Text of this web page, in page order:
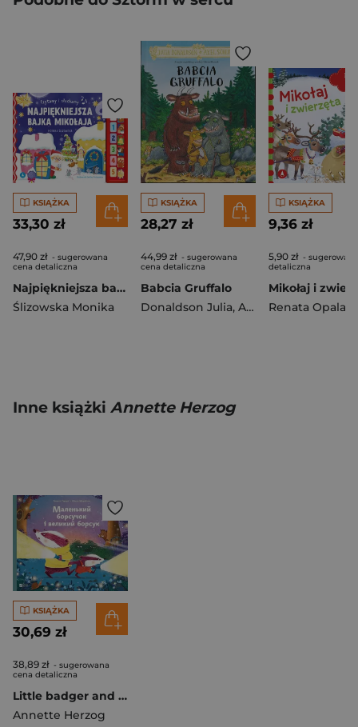
KSIĄŻKA
33,30 zł
47,90 zł - sugerowana
cena detaliczna
Najpiękniejsza bajka Mikołaja. Czytamy i słuchamy
Ślizowska Monika
KSIĄŻKA
28,27 zł
44,99 zł - sugerowana
cena detaliczna
Babcia Gruffalo
Donaldson Julia, Axel Scheffler
KSIĄŻKA
9,36 zł
5,90 zł -
detaliczna
Mikołaj i
Renata Opala
Inne książki Annette Herzog
KSIĄŻKA
30,69 zł
38,89 zł - sugerowana
cena detaliczna
Little badger and big badger w.ukraińska
Annette Herzog